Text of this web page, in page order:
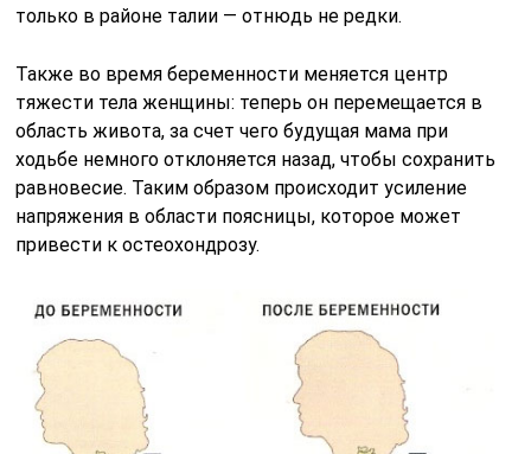
только в районе талии — отнюдь не редки.
Также во время беременности меняется центр
тяжести тела женщины: теперь он перемещается в
область живота, за счет чего будущая мама при
ходьбе немного отклоняется назад, чтобы сохранить
равновесие. Таким образом происходит усиление
напряжения в области поясницы, которое может
привести к остеохондрозу.